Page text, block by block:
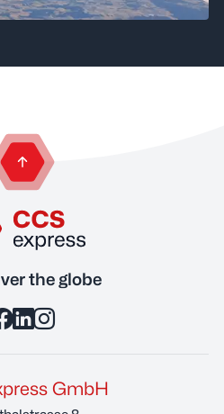
zurück zum Anfang der Seite
the globe
GmbH